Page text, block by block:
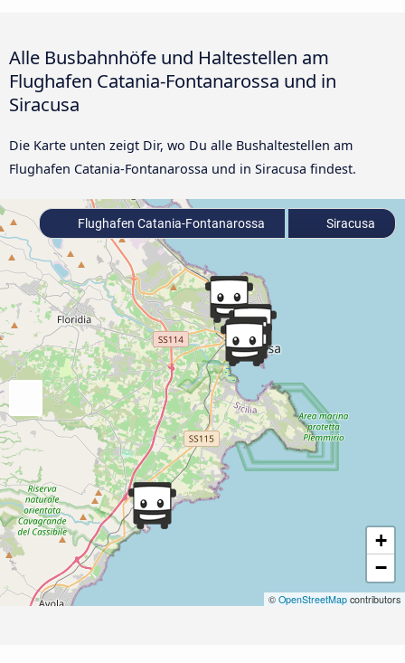
Alle Busbahnhöfe und Haltestellen am
Flughafen Catania-Fontanarossa und in
Siracusa
Die Karte unten zeigt Dir, wo Du alle Bushaltestellen am
Flughafen Catania-Fontanarossa und in Siracusa findest.
+
−
© OpenStreetMap contributors
Flughafen Catania-Fontanarossa Siracusa